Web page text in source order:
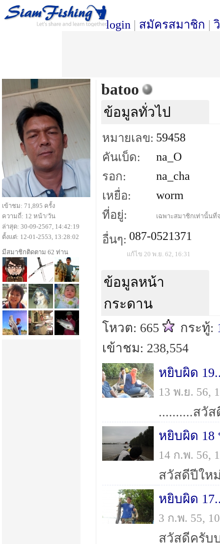
login | สมัครสมาชิก |
batoo
ข้อมูลทั่วไป
หมายเลข: 59458
คันเบ็ด:
na_O
รอก:
na_cha
เหยื่อ:
worm
ที่อยู่:
เฉพาะสมาชิกเท่านั้นที่
อื่นๆ: 087-0521371
แก้ไข 20 พ.ย. 62, 16:31
ข้อมูลหน้า
กระดาน
โหวต: 665 กระทู้:
เข้าชม: 238,554
หยิบผิด
13 พ.ย. 56,
หยิบผิด 18
14 ก.พ. 56,
3 ก.พ. 55,
เข้าชม: 71,895 ครั้ง
ความถี่: 12 หน้า/วัน
ล่าสุด: 30-09-2567, 14:42:19
ตั้งแต่: 12-01-2553, 13:28:02
มีสมาชิกติดตาม 62 ท่าน